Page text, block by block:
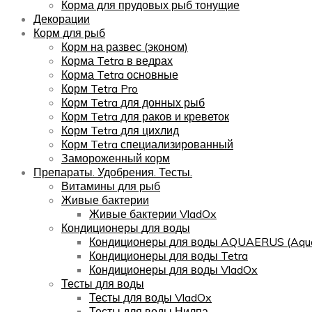
Корма для прудовых рыб тонущие
Декорации
Корм для рыб
Корм на развес (эконом)
Корма Tetra в ведрах
Корма Tetra основные
Корм Tetra Pro
Корм Tetra для донных рыб
Корм Tetra для раков и креветок
Корм Tetra для цихлид
Корм Tetra специализированный
Замороженный корм
Препараты. Удобрения. Тесты.
Витамины для рыб
Живые бактерии
Живые бактерии VladOx
Кондиционеры для воды
Кондиционеры для воды AQUAERUS
Кондиционеры для воды Tetra
Кондиционеры для воды VladOx
Тесты для воды
Тесты для воды VladOx